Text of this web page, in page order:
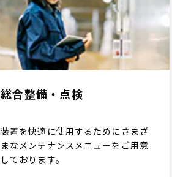
総合整備・点検
装置を快適に使用するためにさまざ
まなメンテナンスメニューをご用意
しております。